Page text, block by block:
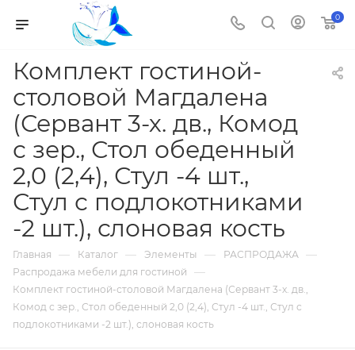
0
Комплект гостиной-
столовой Магдалена
(Сервант 3-х. дв., Комод
с зер., Стол обеденный
2,0 (2,4), Стул -4 шт.,
Стул с подлокотниками
-2 шт.), слоновая кость
Главная — Каталог — Элементы — РАСПРОДАЖА —
Распродажа мебели для гостиной —
Комплект гостиной-столовой Магдалена (Сервант 3-х. дв.,
Комод с зер., Стол обеденный 2,0 (2,4), Стул -4 шт., Стул с
подлокотниками -2 шт.), слоновая кость